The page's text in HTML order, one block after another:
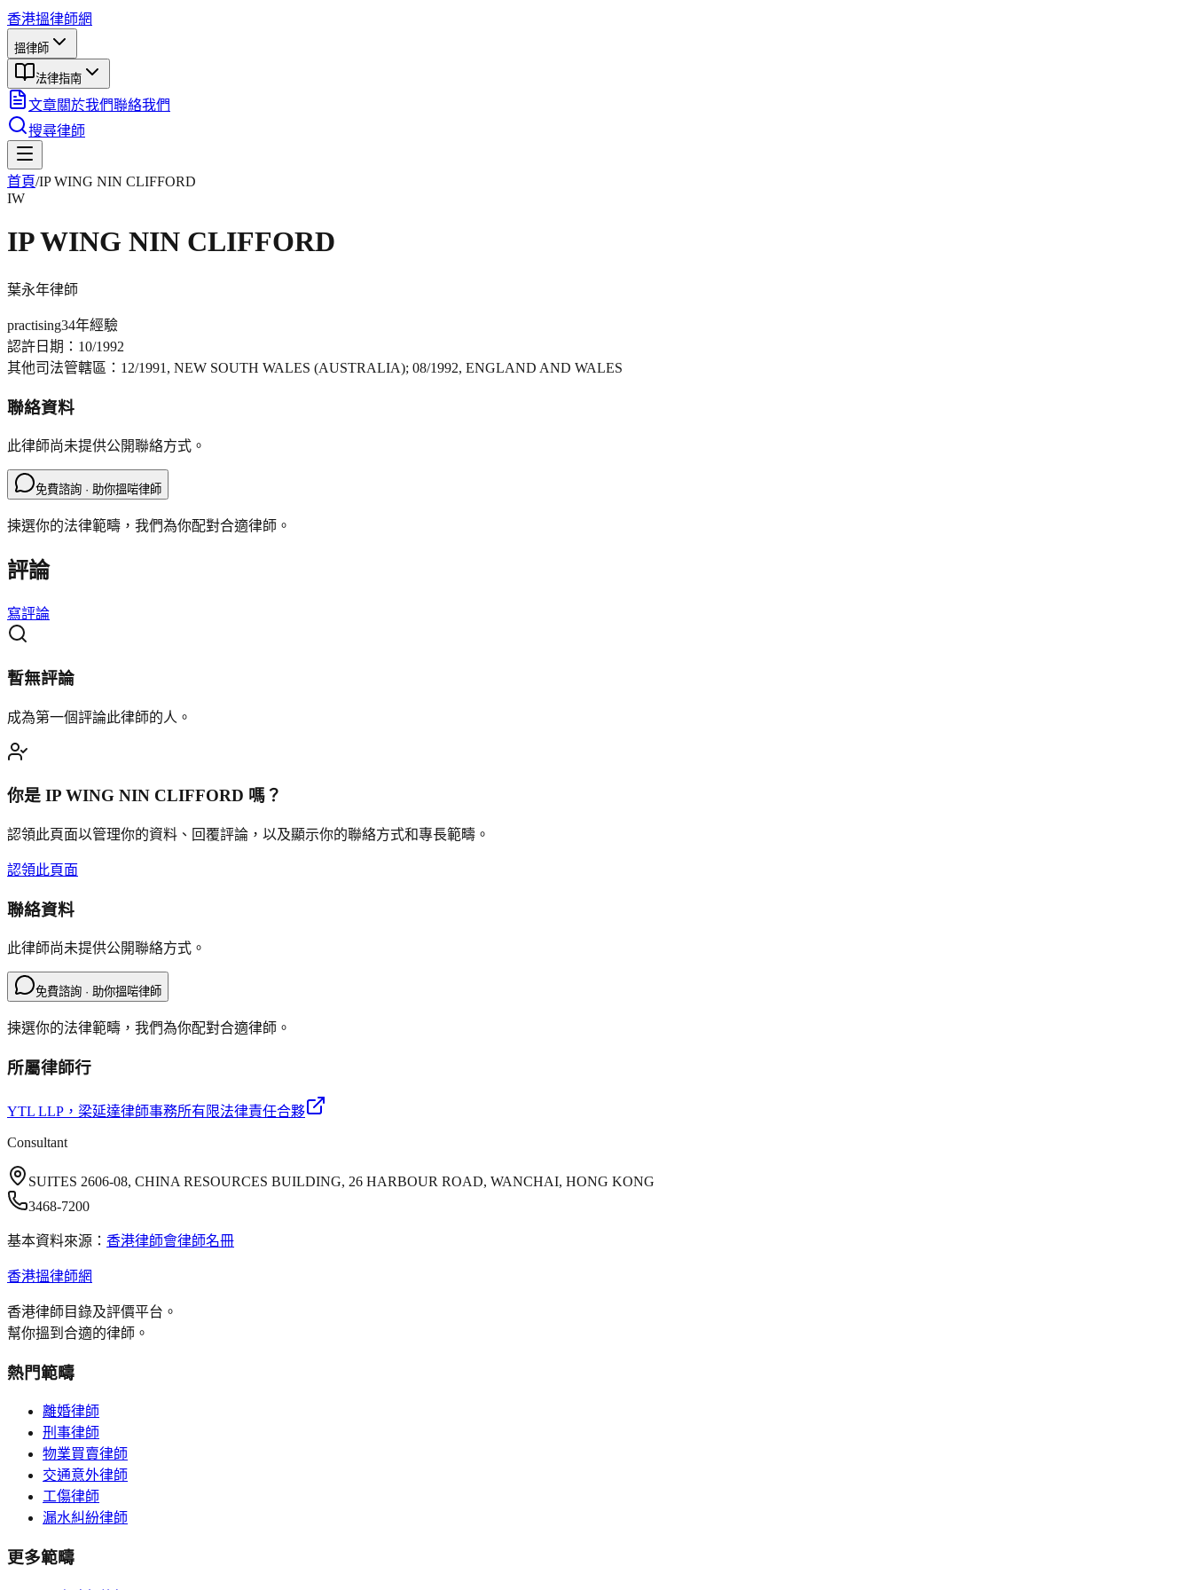
香港搵律師網
搵律師
法律指南
文章關於我們聯絡我們
搜尋律師
首頁/IP WING NIN CLIFFORD
IW
IP WING NIN CLIFFORD
葉永年律師
practising34年經驗
認許日期： 10/1992
其他司法管轄區： 12/1991, NEW SOUTH WALES (AUSTRALIA); 08/1992, ENGLAND AND WALES
聯絡資料
此律師尚未提供公開聯絡方式。
免費諮詢 · 助你搵啱律師
揀選你的法律範疇，我們為你配對合適律師。
評論
寫評論
暫無評論
成為第一個評論此律師的人。
你是 IP WING NIN CLIFFORD 嗎？
認領此頁面以管理你的資料、回覆評論，以及顯示你的聯絡方式和專長範疇。
認領此頁面
聯絡資料
此律師尚未提供公開聯絡方式。
免費諮詢 · 助你搵啱律師
揀選你的法律範疇，我們為你配對合適律師。
所屬律師行
YTL LLP ，梁延達律師事務所有限法律責任合夥
Consultant
SUITES 2606-08, CHINA RESOURCES BUILDING, 26 HARBOUR ROAD, WANCHAI, HONG KONG
3468-7200
基本資料來源： 香港律師會律師名冊
香港搵律師網
香港律師目錄及評價平台。
幫你搵到合適的律師。
熱門範疇
離婚律師
刑事律師
物業買賣律師
交通意外律師
工傷律師
漏水糾紛律師
更多範疇